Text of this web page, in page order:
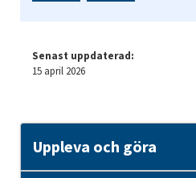
Senast uppdaterad:
15 april 2026
Uppleva och göra